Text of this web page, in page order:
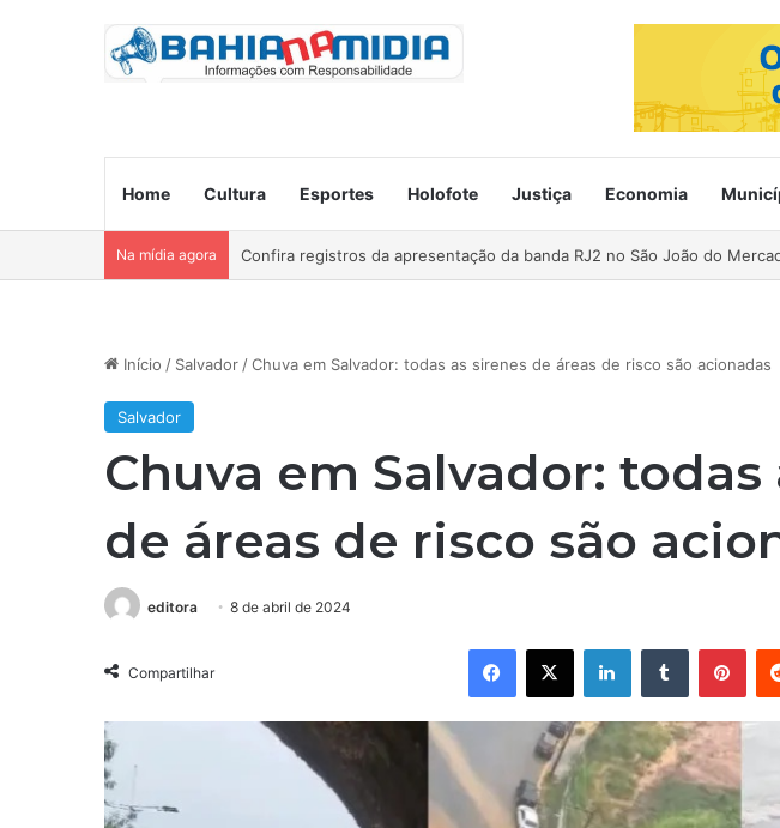
Home Cultura Esportes Holofote Justiça Economia
Na mídia agora Ocorre neste domingo o São João da Bahia no Mercado de Paripe
Início / Salvador /Chuva em Salvador: todas as sirenes de áreas de risco são acionadas
Salvador
Chuva em Salvador: todas
de áreas de risco são
editora 8 de abril de 2024
Compartilhar
Facebook X Linkedin Tumblr Pinterest